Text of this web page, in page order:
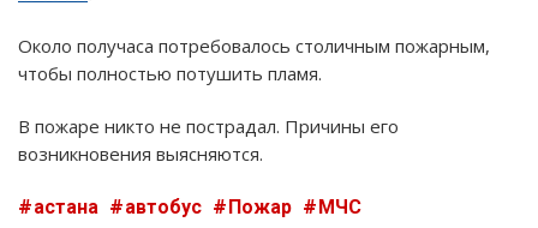
Около получаса потребовалось столичным пожарным,
чтобы полностью потушить пламя.
В пожаре никто не пострадал. Причины его
возникновения выясняются.
астана автобус Пожар МЧС